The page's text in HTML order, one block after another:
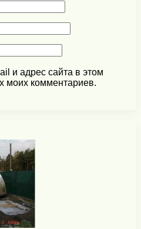
и адрес сайта в этом
моих комментариев.